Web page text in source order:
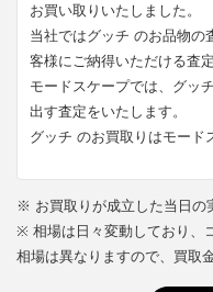
お買い取りいたしました。
当社ではグッチ のお品物の
客様にご納得いただける査
モードスケープでは、グッ
出す査定をいたします。
グッチ のお買取りはモード
※ お買取りが成立した当日の
※ 相場は日々変動しており、
相場は異なりますので、買取